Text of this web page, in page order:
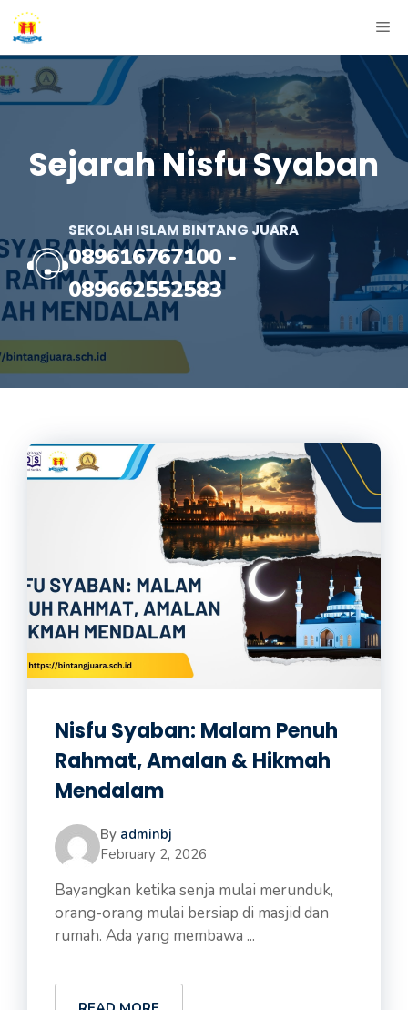
Skip
to
content
Sejarah Nisfu Syaban
SEKOLAH ISLAM BINTANG JUARA
089616767100 -
089662552583
Nisfu Syaban: Malam Penuh
Rahmat, Amalan & Hikmah
Mendalam
By adminbj
February 2, 2026
Bayangkan ketika senja mulai merunduk,
orang-orang mulai bersiap di masjid dan
rumah. Ada yang membawa ...